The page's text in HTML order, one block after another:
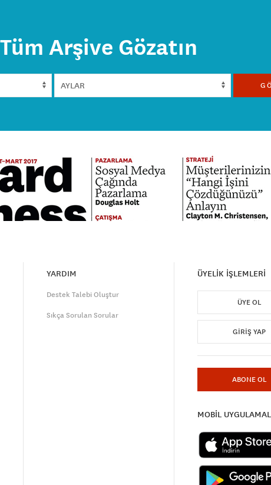
Tüm Arşive Gözatın
YARDIM
Destek Talebi Oluştur
Sıkça Sorulan Sorular
ÜYELİK İŞLEMLERİ
ÜYE OL
GIRIŞ YAP
ABONE OL
MOBİL